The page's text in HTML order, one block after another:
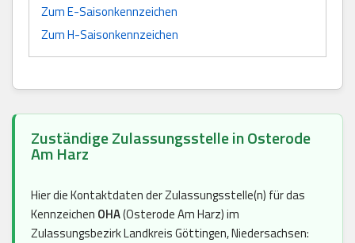
Zum E-Saisonkennzeichen
Zum H-Saisonkennzeichen
Zuständige Zulassungsstelle in Osterode
Am Harz
Hier die Kontaktdaten der Zulassungsstelle(n) für das
Kennzeichen OHA(Osterode Am Harz) im
Zulassungsbezirk Landkreis Göttingen, Niedersachsen: